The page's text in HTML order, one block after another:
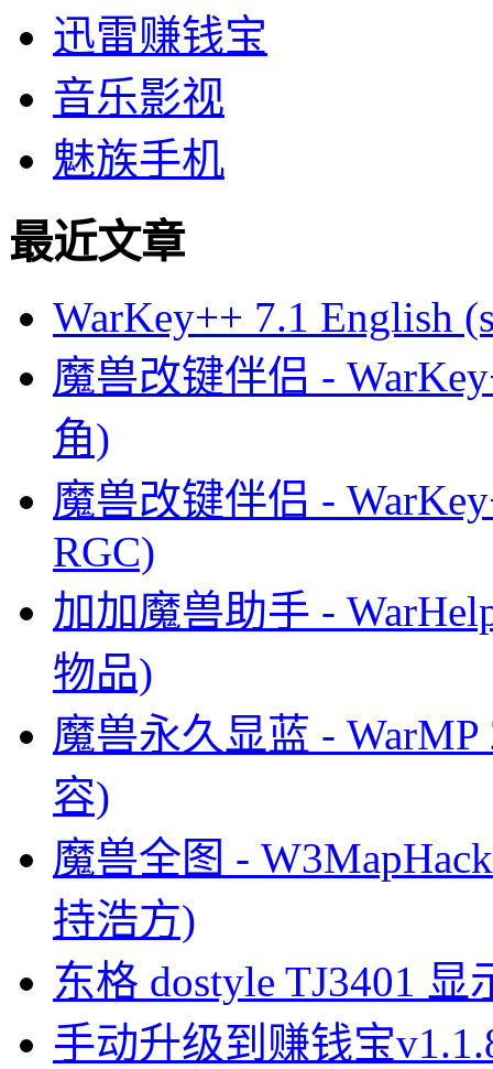
迅雷赚钱宝
音乐影视
魅族手机
最近文章
WarKey++ 7.1 English
魔兽改键伴侣 -
角)
魔兽改键伴侣 -
RGC)
加加魔兽助手 -
物品)
魔兽永久显蓝 -
容)
魔兽全图 -
持浩方)
东格 dostyle TJ3401
手动升级到赚钱宝